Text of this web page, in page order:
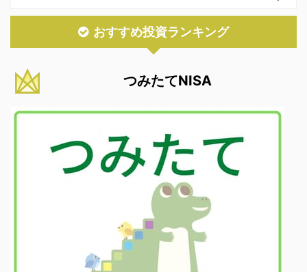
おすすめ投資ランキング
つみたてNISA